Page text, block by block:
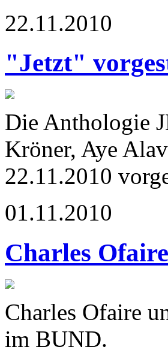
22.11.2010
"Jetzt"
Die Anthologie
Kröner, Aye
22.11.2010
01.11.2010
Charles
Charles Ofaire
im BUND.